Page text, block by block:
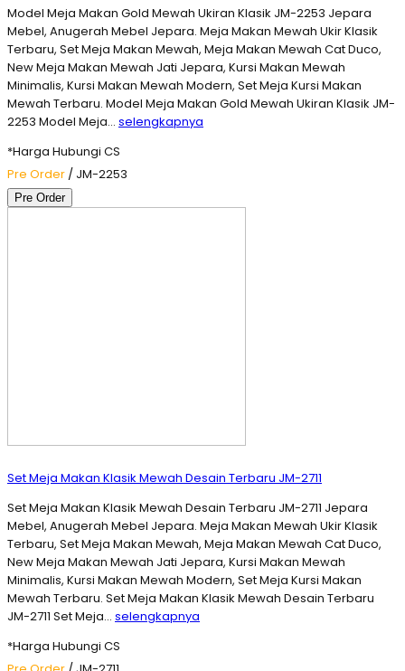
Model Meja Makan Gold Mewah Ukiran Klasik JM-2253 Jepara
Mebel, Anugerah Mebel Jepara. Meja Makan Mewah Ukir Klasik
Terbaru, Set Meja Makan Mewah, Meja Makan Mewah Cat Duco,
New Meja Makan Mewah Jati Jepara, Kursi Makan Mewah
Minimalis, Kursi Makan Mewah Modern, Set Meja Kursi Makan
Mewah Terbaru. Model Meja Makan Gold Mewah Ukiran Klasik JM-
2253 Model Meja… selengkapnya
*Harga Hubungi CS
Pre Order / JM-2253
Pre Order
Set Meja Makan Klasik Mewah Desain Terbaru JM-2711
Set Meja Makan Klasik Mewah Desain Terbaru JM-2711 Jepara
Mebel, Anugerah Mebel Jepara. Meja Makan Mewah Ukir Klasik
Terbaru, Set Meja Makan Mewah, Meja Makan Mewah Cat Duco,
New Meja Makan Mewah Jati Jepara, Kursi Makan Mewah
Minimalis, Kursi Makan Mewah Modern, Set Meja Kursi Makan
Mewah Terbaru. Set Meja Makan Klasik Mewah Desain Terbaru
JM-2711 Set Meja… selengkapnya
*Harga Hubungi CS